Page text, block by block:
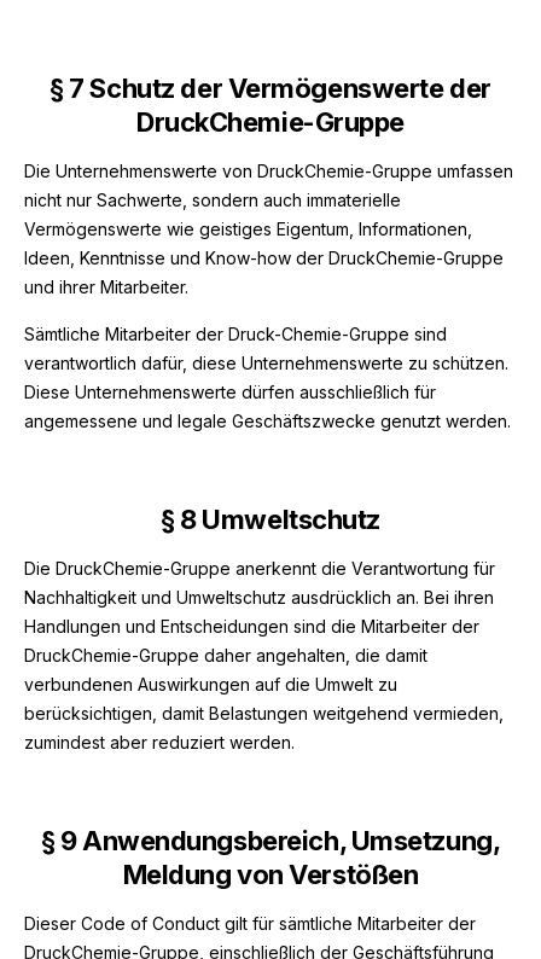
§ 7 Schutz der Vermögenswerte der
DruckChemie-Gruppe
Die Unternehmenswerte von DruckChemie-Gruppe umfassen
nicht nur Sachwerte, sondern auch immaterielle
Vermögenswerte wie geistiges Eigentum, Informationen,
Ideen, Kenntnisse und Know-how der DruckChemie-Gruppe
und ihrer Mitarbeiter.
Sämtliche Mitarbeiter der Druck-Chemie-Gruppe sind
verantwortlich dafür, diese Unternehmenswerte zu schützen.
Diese Unternehmenswerte dürfen ausschließlich für
angemessene und legale Geschäftszwecke genutzt werden.
§ 8 Umweltschutz
Die DruckChemie-Gruppe anerkennt die Verantwortung für
Nachhaltigkeit und Umweltschutz ausdrücklich an. Bei ihren
Handlungen und Entscheidungen sind die Mitarbeiter der
DruckChemie-Gruppe daher angehalten, die damit
verbundenen Auswirkungen auf die Umwelt zu
berücksichtigen, damit Belastungen weitgehend vermieden,
zumindest aber reduziert werden.
§ 9 Anwendungsbereich, Umsetzung,
Meldung von Verstößen
Dieser Code of Conduct gilt für sämtliche Mitarbeiter der
DruckChemie-Gruppe, einschließlich der Geschäftsführung